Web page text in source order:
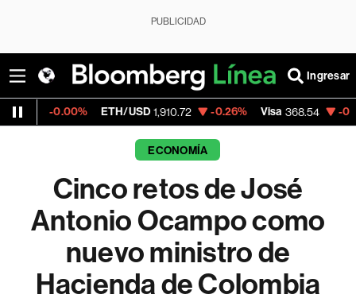
PUBLICIDAD
Ingresar
ETH/USD 1,910.72 -0.26% Visa 368.54 -0.28%
ECONOMÍA
Cinco retos de José
Antonio Ocampo como
nuevo ministro de
Hacienda de Colombia